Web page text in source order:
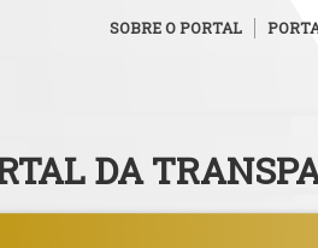
SOBRE O PORTAL
DA